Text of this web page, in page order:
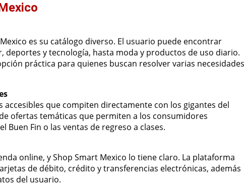
es su catálogo diverso. El usuario puede encontrar
deportes y tecnología, hasta moda y productos de uso diario.
práctica para quienes buscan resolver varias necesidades
que compiten directamente con los gigantes del
ofertas temáticas que permiten a los consumidores
Fin o las ventas de regreso a clases.
online, y Shop Smart Mexico lo tiene claro. La plataforma
de débito, crédito y transferencias electrónicas, además
del usuario.